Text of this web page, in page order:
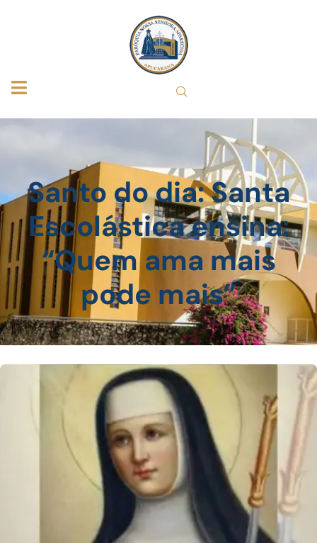
Santo do dia: Santa
Escolástica ensina:
“Quem ama mais
pode mais”